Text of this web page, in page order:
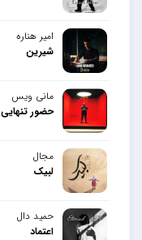
امیر هناره
شیرین
مانی ویس
حضور تنهایی
مجال
لبیک
حمید دال
اعتماد